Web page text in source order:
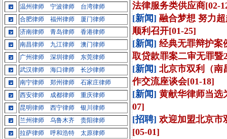
温州律师
宁波律师
台湾律师
合肥律师
福州律师
厦门律师
济南律师
青岛律师
香港律师
南昌律师
九江律师
澳门律师
广州律师
深圳律师
东莞律师
武汉律师
海口律师
长沙律师
南宁律师
郑州律师
石家庄律师
西安律师
成都律师
重庆律师
昆明律师
西宁律师
银川律师
兰州律师
乌鲁木齐
贵阳律师
拉萨律师
呼和浩特 太原律师
法律服务类供应商[02-
[新闻] 融合梦想 努力
顺利召开[01-25]
[新闻] 经典无罪辩护案
取贷款罪案二审无罪暨
[新闻] 北京市双利（南
作交流座谈会[01-18]
[新闻] 黄献华律师当选
07]
[招聘] 欢迎加盟北京市
[05-01]